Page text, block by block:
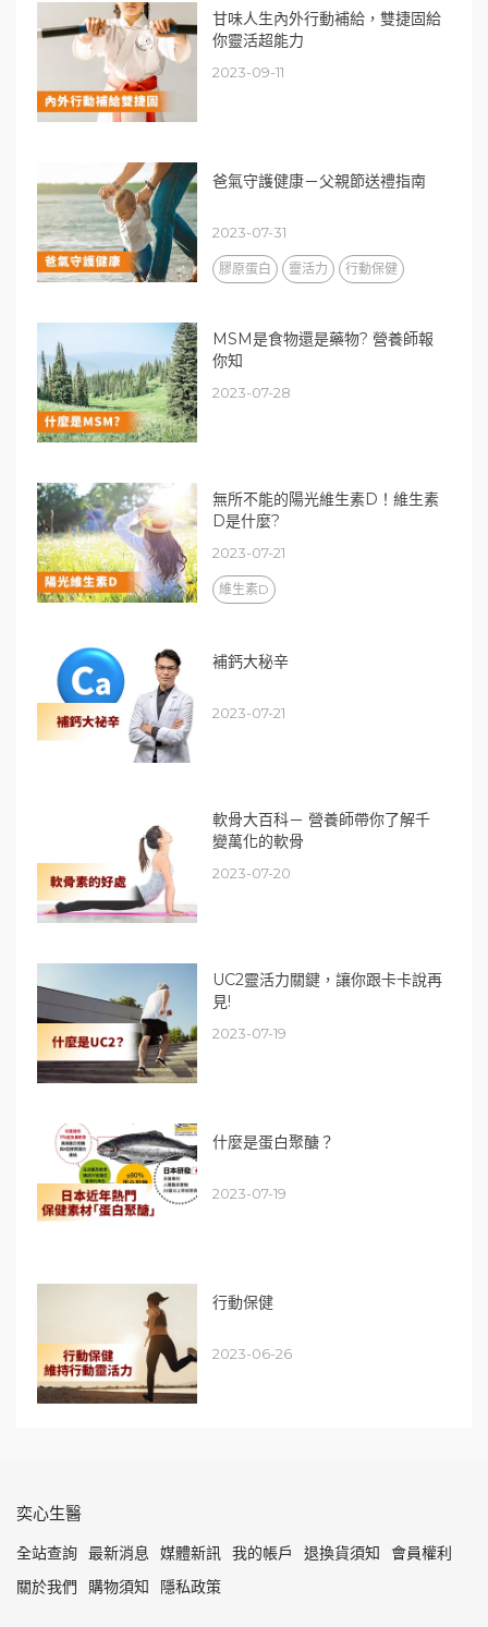
甘味人生內外行動補給，雙捷固給
你靈活超能力
2023-09-11
爸氣守護健康－父親節送禮指南
2023-07-31
膠原蛋白 靈活力 行動保健
MSM是食物還是藥物? 營養師報
你知
2023-07-28
無所不能的陽光維生素D！維生素
D是什麼?
2023-07-21
維生素D
補鈣大秘辛
2023-07-21
軟骨大百科－ 營養師帶你了解千
變萬化的軟骨
2023-07-20
UC2靈活力關鍵，讓你跟卡卡說再
見!
2023-07-19
什麼是蛋白聚醣？
2023-07-19
行動保健
2023-06-26
奕心生醫
全站查詢 最新消息 媒體新訊 我的帳戶 退換貨須知
會員權利
關於我們
購物須知 隱私政策